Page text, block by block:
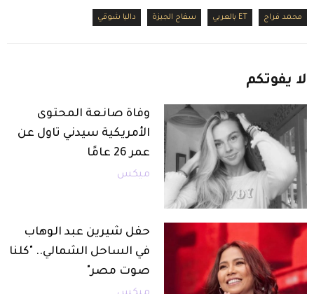
محمد فراج ET بالعربي سفاح الجيزة داليا شوقي
لا يفوتكم
وفاة صانعة المحتوى
الأمريكية سيدني تاول عن
عمر 26 عامًا
ميكس
حفل شيرين عبد الوهاب
في الساحل الشمالي.. "كلنا
صوت مصر"